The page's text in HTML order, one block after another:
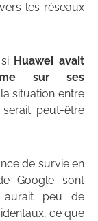
les réseaux
Huawei avait
sur ses
situation entre
peut-être
de survie en
Google sont
aurait peu de
ce que